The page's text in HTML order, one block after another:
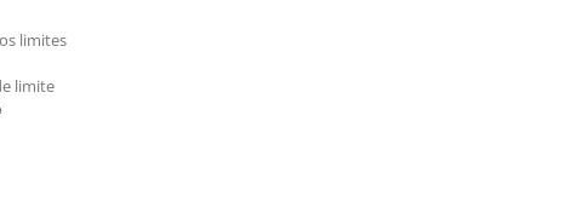
limites
limite